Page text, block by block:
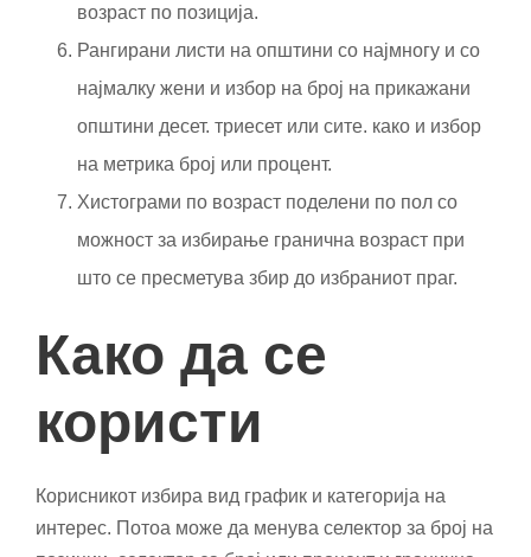
возраст по позиција.
Рангирани листи на општини со најмногу и со
најмалку жени и избор на број на прикажани
општини десет. триесет или сите. како и избор
на метрика број или процент.
Хистограми по возраст поделени по пол со
можност за избирање гранична возраст при
што се пресметува збир до избраниот праг.
Како да се
користи
Корисникот избира вид график и категорија на
интерес. Потоа може да менува селектор за број на